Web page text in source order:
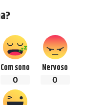
Com sono
0
Nervoso
0